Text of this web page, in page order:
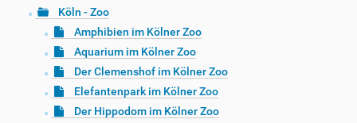
Köln - Zoo
Amphibien im Kölner Zoo
Aquarium im Kölner Zoo
Der Clemenshof im Kölner Zoo
Elefantenpark im Kölner Zoo
Der Hippodom im Kölner Zoo